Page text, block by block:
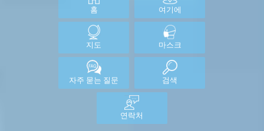
홈 여기에
지도 마스크
자주 묻는 질문 검색
연락처